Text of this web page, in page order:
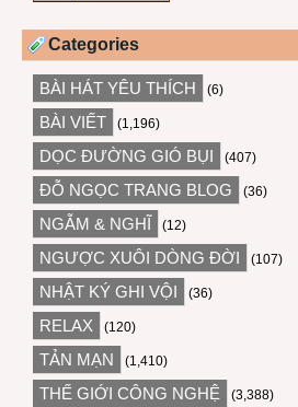
Categories
BÀI HÁT YÊU THÍCH (6)
BÀI VIẾT (1,196)
DỌC ĐƯỜNG GIÓ BỤI (407)
ĐỖ NGỌC TRANG BLOG (36)
NGẪM & NGHĨ (12)
NGƯỢC XUÔI DÒNG ĐỜI (107)
NHẬT KÝ GHI VỘI (36)
RELAX (120)
TẢN MẠN (1,410)
THẾ GIỚI CÔNG NGHỆ (3,388)